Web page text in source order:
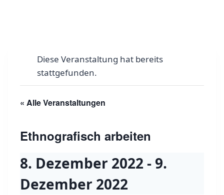
Diese Veranstaltung hat bereits
stattgefunden.
« Alle Veranstaltungen
Ethnografisch arbeiten
8. Dezember 2022 - 9.
Dezember 2022